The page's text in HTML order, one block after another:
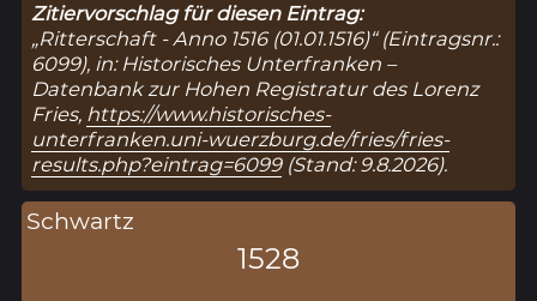
Zitiervorschlag für diesen Eintrag:
„Ritterschaft - Anno 1516 (01.01.1516)“ (Eintragsnr.:
6099), in: Historisches Unterfranken –
Datenbank zur Hohen Registratur des Lorenz
Fries, https://www.historisches-
unterfranken.uni-wuerzburg.de/fries/fries-
results.php?eintrag=6099(Stand: 9.8.2026).
Schwartz
1528